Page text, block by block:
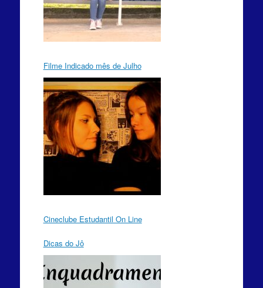
Filme Indicado mês de Julho
Cineclube Estudantil On Line
Dicas do Jô